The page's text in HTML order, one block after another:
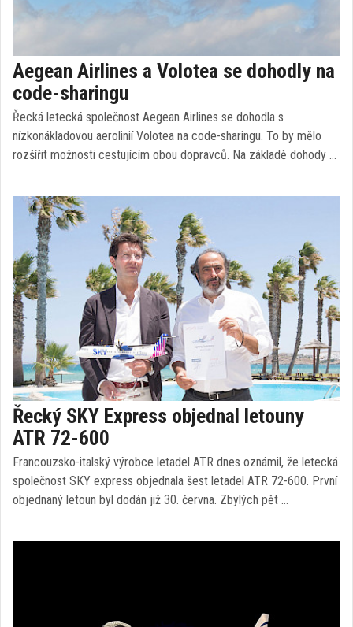
Aegean Airlines a Volotea se dohodly na
code-sharingu
Řecká letecká společnost Aegean Airlines se dohodla s
nízkonákladovou aerolinií Volotea na code-sharingu. To by mělo
rozšířit možnosti cestujícím obou dopravců. Na základě dohody …
Řecký SKY Express objednal letouny
ATR 72-600
Francouzsko-italský výrobce letadel ATR dnes oznámil, že letecká
společnost SKY express objednala šest letadel ATR 72-600. První
objednaný letoun byl dodán již 30. června. Zbylých pět …